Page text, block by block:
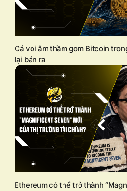
Cá voi âm thầm gom Bitcoin
lại bán ra
Ethereum có thể trở thành